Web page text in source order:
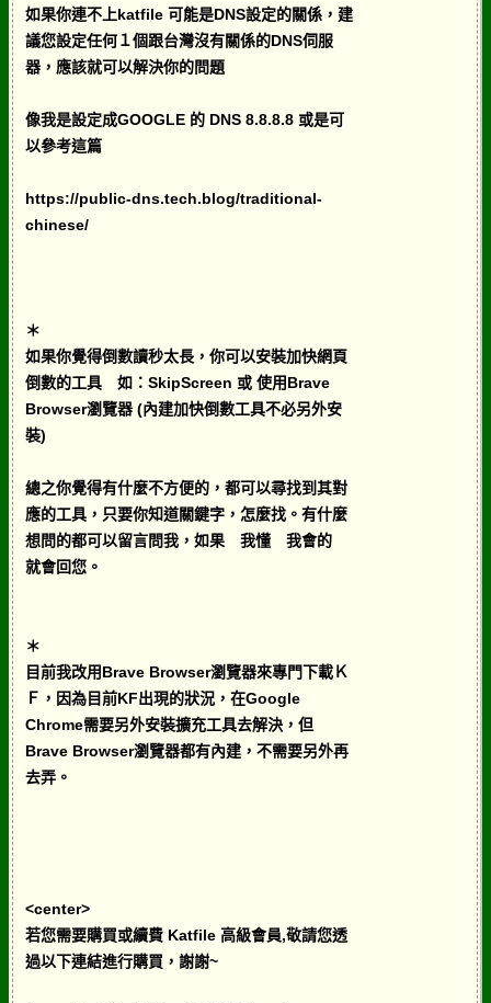
如果你連不上katfile 可能是DNS設定的關係，建
議您設定任何１個跟台灣沒有關係的DNS伺服
器，應該就可以解決你的問題
像我是設定成GOOGLE 的 DNS 8.8.8.8 或是可
以參考這篇
https://public-dns.tech.blog/traditional-
chinese/
＊
如果你覺得倒數讀秒太長，你可以安裝加快網頁
倒數的工具 如：SkipScreen 或 使用Brave
Browser瀏覽器 (內建加快倒數工具不必另外安
裝)
總之你覺得有什麼不方便的，都可以尋找到其對
應的工具，只要你知道關鍵字，怎麼找。有什麼
想問的都可以留言問我，如果 我懂 我會的
就會回您。
＊
目前我改用Brave Browser瀏覽器來專門下載Ｋ
Ｆ，因為目前KF出現的狀況，在Google
Chrome需要另外安裝擴充工具去解決，但
Brave Browser瀏覽器都有內建，不需要另外再
去弄。
<center>
若您需要購買或續費 Katfile 高級會員,敬請您透
過以下連結進行購買，謝謝~